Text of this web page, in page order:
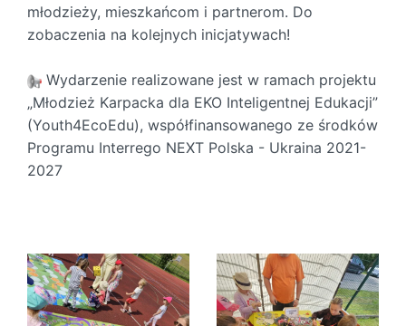
młodzieży, mieszkańcom i partnerom. Do
zobaczenia na kolejnych inicjatywach!
Wydarzenie realizowane jest w ramach projektu
„Młodzież Karpacka dla EKO Inteligentnej Edukacji”
(Youth4EcoEdu), współfinansowanego ze środków
Programu Interrego NEXT Polska - Ukraina 2021-
2027